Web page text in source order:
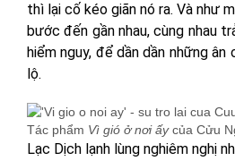
thì lại cố kéo giãn nó ra. Và như
bước đến gần nhau, cùng nhau
hiểm nguy, để dần dần những
lộ.
Tác phẩm Vì gió ở nơi ấycủa Cửu
Lạc Dịch lạnh lùng nghiêm nghị